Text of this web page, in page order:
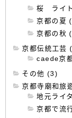
桜 ライ
京都の夏
京都の秋
京都伝統工芸
caede京
その他 (3)
京都寺廟和旅
地元ライ
京都で流